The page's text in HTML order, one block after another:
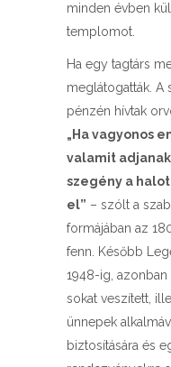
minden évben
templomot.
Ha egy tagtárs
meglátogatták. A
pénzén hívtak
„Ha vagyonos
valamit
szegény a
el” – szólt a
formájában az
fenn. Később
1948-ig,
sokat veszített,
ünnepek
biztosítására és